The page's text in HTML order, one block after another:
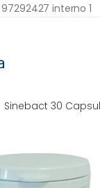
interno 1
Sinebact 30